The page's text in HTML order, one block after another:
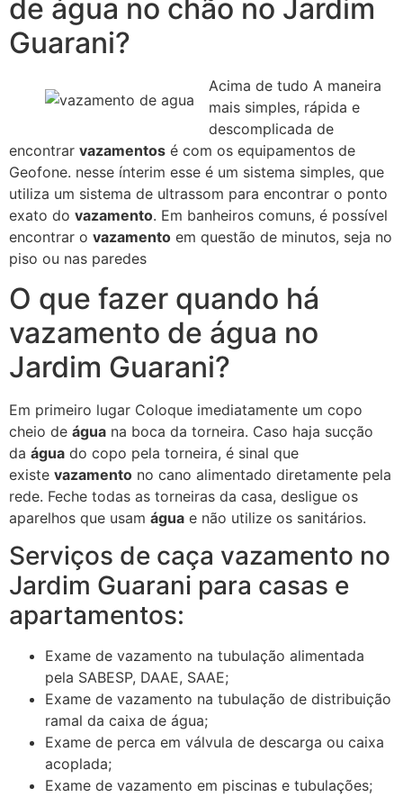
de água no chão no Jardim
Guarani?
Acima de tudo A maneira
mais simples, rápida e
descomplicada de
encontrar vazamentos é com os equipamentos de
Geofone. nesse ínterim esse é um sistema simples, que
utiliza um sistema de ultrassom para encontrar o ponto
exato do vazamento. Em banheiros comuns, é possível
encontrar o vazamento em questão de minutos, seja no
piso ou nas paredes
O que fazer quando há
vazamento de água no
Jardim Guarani?
Em primeiro lugar Coloque imediatamente um copo
cheio de água na boca da torneira. Caso haja sucção
da água do copo pela torneira, é sinal que
existe vazamento no cano alimentado diretamente pela
rede. Feche todas as torneiras da casa, desligue os
aparelhos que usam água e não utilize os sanitários.
Serviços de caça vazamento no
Jardim Guarani para casas e
apartamentos:
Exame de vazamento na tubulação alimentada
pela SABESP, DAAE, SAAE;
Exame de vazamento na tubulação de distribuição
ramal da caixa de água;
Exame de perca em válvula de descarga ou caixa
acoplada;
Exame de vazamento em piscinas e tubulações;